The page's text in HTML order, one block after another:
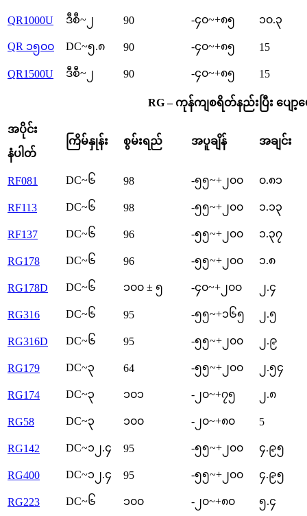
QR1000U ဒီစီ~၂ 90 -၄၀~+၈၅ ၁၀.၃
QR ၁၅၀၀ DC~၅.၈ 90 -၄၀~+၈၅ 15
QR1500U ဒီစီ~၂ 90 -၄၀~+၈၅ 15
RG – ကုန်ကျစရိတ်နည်းပြီး ပျော့ပ
အပိုင်း
နံပါတ်
ကြိမ်နှုန်း စွမ်းရည် အပူချိန် အချင်း
RF081 DC~၆ 98 -၅၅~+၂၀၀ ၀.၈၁
RF113 DC~၆ 98 -၅၅~+၂၀၀ ၁.၁၃
RF137 DC~၆ 96 -၅၅~+၂၀၀ ၁.၃၇
RG178 DC~၆ 96 -၅၅~+၂၀၀ ၁.၈
RG178D DC~၆ ၁၀၀ ± ၅ -၄၀~+၂၀၀ ၂.၄
RG316 DC~၆ 95 -၅၅~+၁၆၅ ၂.၅
RG316D DC~၆ 95 -၅၅~+၂၀၀ ၂.၉
RG179 DC~၃ 64 -၅၅~+၂၀၀ ၂.၅၄
RG174 DC~၃ ၁၀၁ -၂၀~+၇၅ ၂.၈
RG58 DC~၃ ၁၀၀ -၂၀~+၈၀ 5
RG142 DC~၁၂.၄ 95 -၅၅~+၂၀၀ ၄.၉၅
RG400 DC~၁၂.၄ 95 -၅၅~+၂၀၀ ၄.၉၅
RG223 DC~၆ ၁၀၀ -၂၀~+၈၀ ၅.၄